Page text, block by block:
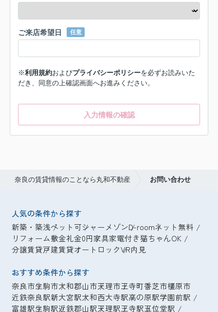
ご来店希望日 任意
※利用規約およびプライバシーポリシーを必ずお読みいた
だき、同意の上確認画面へお進みください。
入力情報の確認
奈良の賃貸情報のことなら丸和不動産 お問い合わせ
人気の条件から探す
新築・築浅ペット可シャーメゾンD-roomネット無料
リフォーム敷金礼金0円家具家電付き猫ちゃんOK
分譲賃貸戸建賃貸オートロックVR内見
おすすめ条件から探す
奈良市生駒市大和郡山市天理市王寺町香芝市橿原市
近鉄奈良駅新大宮駅大和西大寺駅高の原駅学園前駅
富雄駅生駒駅近鉄郡山駅天理駅王寺駅五位堂駅